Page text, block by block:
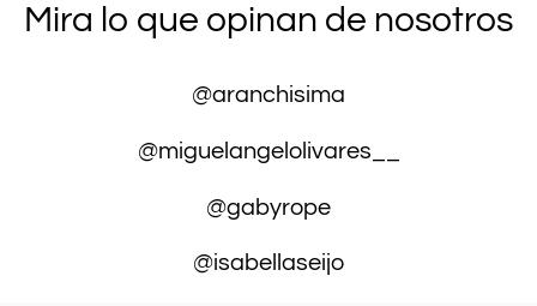
Mira lo que opinan de nosotros
@aranchisima
@miguelangelolivares__
@gabyrope
@isabellaseijo